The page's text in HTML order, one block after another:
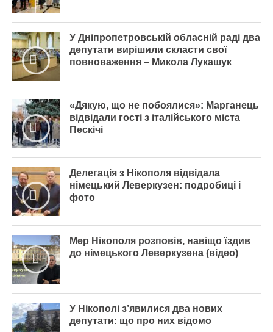
У Дніпропетровській обласній раді два
депутати вирішили скласти свої
повноваження – Микола Лукашук
«Дякую, що не побоялися»: Марганець
відвідали гості з італійського міста
Пескічі
Делегація з Нікополя відвідала
німецький Леверкузен: подробиці і
фото
Мер Нікополя розповів, навіщо їздив
до німецького Леверкузена (відео)
У Нікополі з’явилися два нових
депутати: що про них відомо